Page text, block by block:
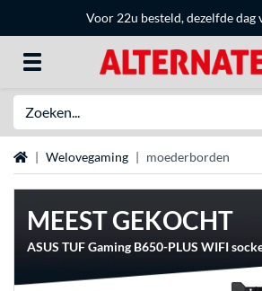
Voor 22u besteld, dezelfde dag
HomeWelovegaming moederborden
MEEST GEKOCHT
ASUS TUF Gaming B650-PLUS WIFI